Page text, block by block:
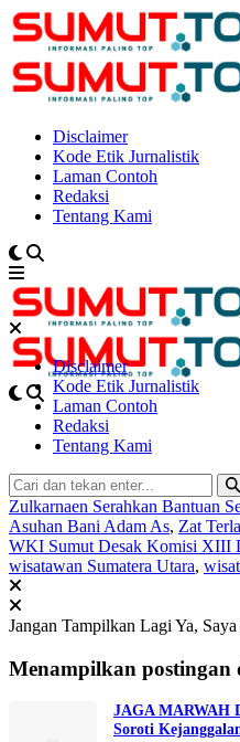
Disclaimer
Kode Etik Jurnalistik
Laman Contoh
Redaksi
Tentang Kami
Disclaimer
Kode Etik Jurnalistik
Laman Contoh
Redaksi
Tentang Kami
Zulkarnaen Serahkan Bantuan
Asuhan Bani Adam As, Zat
WKI Sumut Desak Komisi XIII
wisatawan Sumatera Utara,
Jangan Tampilkan Lagi Ya,
Menampilkan postingan
JAGA MARWAH
Soroti